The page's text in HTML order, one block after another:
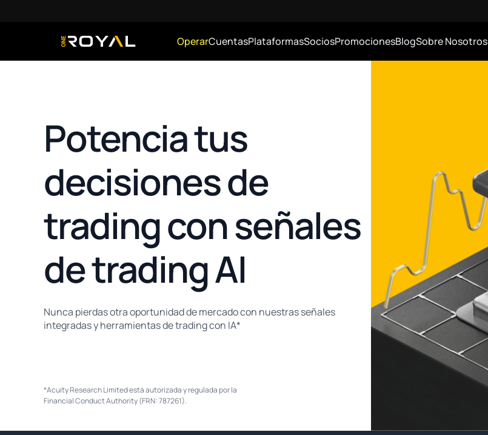
OneRoyal Home OperarCuentasPlataformasSociosPromocionesBlogSobre Nosotros
Potencia tus
decisiones de
trading con señales
de trading AI
Nunca pierdas otra oportunidad de mercado con nuestras señales
integradas y herramientas de trading con IA*
*Acuity Research Limited está autorizada y regulada por la
Financial Conduct Authority (FRN: 787261).